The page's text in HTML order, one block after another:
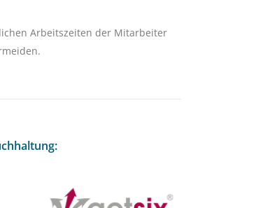
Arbeitszeiten der Mitarbeiter